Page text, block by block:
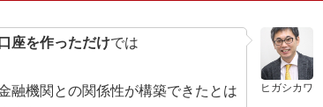
ヒガシカワ
口座を作っただけでは
融機関との関係性が構築できたとは